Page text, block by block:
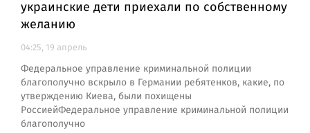
украинские дети приехали по собственному
желанию
04:25, 19 апрель
Федеральное управление криминальной полиции
благополучно вскрыло в Германии ребятенков, какие, по
утверждению Киева, были похищены
РоссиейФедеральное управление криминальной полиции
благополучно